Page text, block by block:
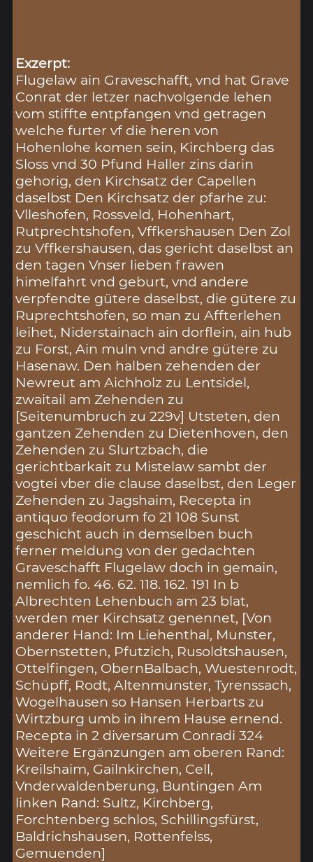
Exzerpt:
Flugelaw ain Graveschafft, vnd hat Grave
Conrat der letzer nachvolgende lehen
vom stiffte entpfangen vnd getragen
welche furter vf die heren von
Hohenlohe komen sein, Kirchberg das
Sloss vnd 30 Pfund Haller zins darin
gehorig, den Kirchsatz der Capellen
daselbst Den Kirchsatz der pfarhe zu:
Vlleshofen, Rossveld, Hohenhart,
Rutprechtshofen, Vffkershausen Den Zol
zu Vffkershausen, das gericht daselbst an
den tagen Vnser lieben frawen
himelfahrt vnd geburt, vnd andere
verpfendte gütere daselbst, die gütere zu
Ruprechtshofen, so man zu Affterlehen
leihet, Niderstainach ain dorflein, ain hub
zu Forst, Ain muln vnd andre gütere zu
Hasenaw. Den halben zehenden der
Newreut am Aichholz zu Lentsidel,
zwaitail am Zehenden zu
[Seitenumbruch zu 229v] Utsteten, den
gantzen Zehenden zu Dietenhoven, den
Zehenden zu Slurtzbach, die
gerichtbarkait zu Mistelaw sambt der
vogtei vber die clause daselbst, den Leger
Zehenden zu Jagshaim, Recepta in
antiquo feodorum fo 21 108 Sunst
geschicht auch in demselben buch
ferner meldung von der gedachten
Graveschafft Flugelaw doch in gemain,
nemlich fo. 46. 62. 118. 162. 191 In b
Albrechten Lehenbuch am 23 blat,
werden mer Kirchsatz genennet, [Von
anderer Hand: Im Liehenthal, Munster,
Obernstetten, Pfutzich, Rusoldtshausen,
Ottelfingen, ObernBalbach, Wuestenrodt,
Schüpff, Rodt, Altenmunster, Tyrenssach,
Wogelhausen so Hansen Herbarts zu
Wirtzburg umb in ihrem Hause ernend.
Recepta in 2 diversarum Conradi 324
Weitere Ergänzungen am oberen Rand:
Kreilshaim, Gailnkirchen, Cell,
Vnderwaldenberung, Buntingen Am
linken Rand: Sultz, Kirchberg,
Forchtenberg schlos, Schillingsfürst,
Baldrichshausen, Rottenfelss,
Gemuenden]